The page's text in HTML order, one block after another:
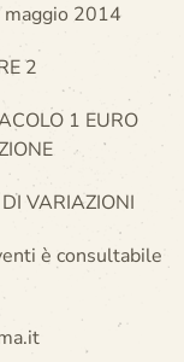
maggio 2014
2
1 EURO
VARIAZIONI
è consultabile